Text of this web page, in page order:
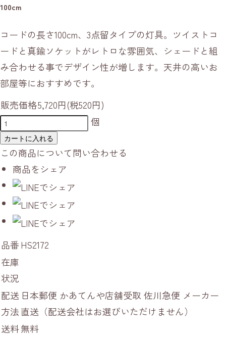
100cm
コードの長さ100cm、3点留タイプの灯具。ツイストコ
ードと真鍮ソケットがレトロな雰囲気、シェードと組
み合わせる事でデザイン性が増します。天井の高いお
部屋等におすすめです。
販売価格5,720円(税520円)
個
カートに入れる
この商品について問い合わせる
商品をシェア
品番HS2172
在庫
状況
配送
方法
日本郵便 かあてんや店舗受取 佐川急便 メーカー
直送（配送会社はお選びいただけません）
送料無料